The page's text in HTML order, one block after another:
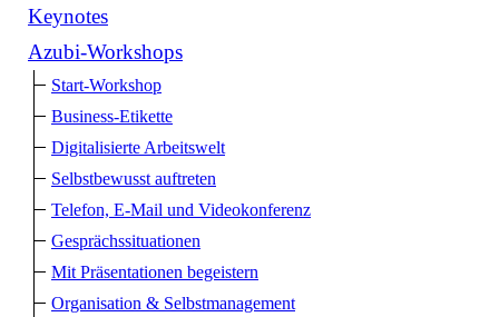
Keynotes
Azubi-Workshops
Start-Workshop
Business-Etikette
Digitalisierte Arbeitswelt
Selbstbewusst auftreten
Telefon, E-Mail und Videokonferenz
Gesprächssituationen
Mit Präsentationen begeistern
Organisation & Selbstmanagement